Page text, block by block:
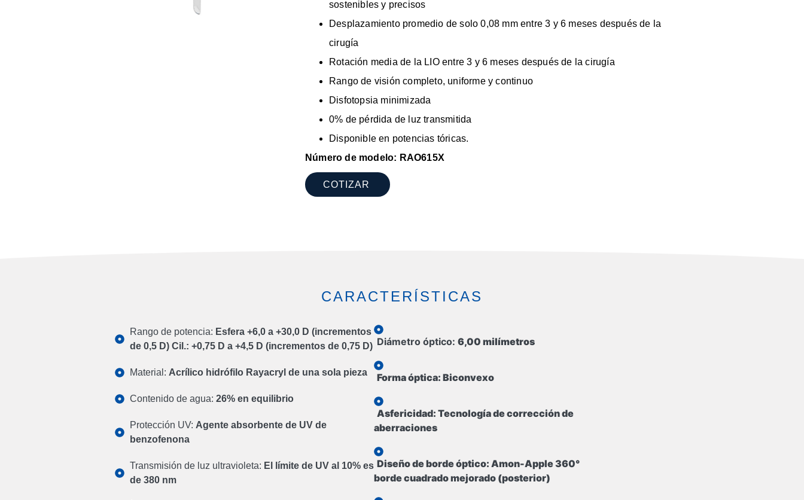
sostenibles y precisos
Desplazamiento promedio de solo 0,08 mm entre 3 y 6 meses después de la
cirugía
Rotación media de la LIO entre 3 y 6 meses después de la cirugía
Rango de visión completo, uniforme y continuo
Disfotopsia minimizada
0% de pérdida de luz transmitida
Disponible en potencias tóricas.
Número de modelo: RAO615X
COTIZAR
CARACTERÍSTICAS
Rango de potencia: Esfera +6,0 a +30,0 D (incrementos
de 0,5 D) Cil.: +0,75 D a +4,5 D (incrementos de 0,75 D)
Material: Acrílico hidrófilo Rayacryl de una sola pieza
Contenido de agua: 26% en equilibrio
Protección UV: Agente absorbente de UV de
benzofenona
Transmisión de luz ultravioleta: El límite de UV al 10% es
de 380 nm
Diámetro óptico:6,00 milímetros
Forma óptica:Biconvexo
Asfericidad:Tecnología de corrección de
aberraciones
Diseño de borde óptico:Amon-Apple 360°
borde cuadrado mejorado (posterior)